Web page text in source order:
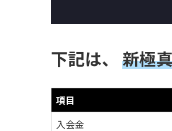
下記は、 新極
項目
入会金